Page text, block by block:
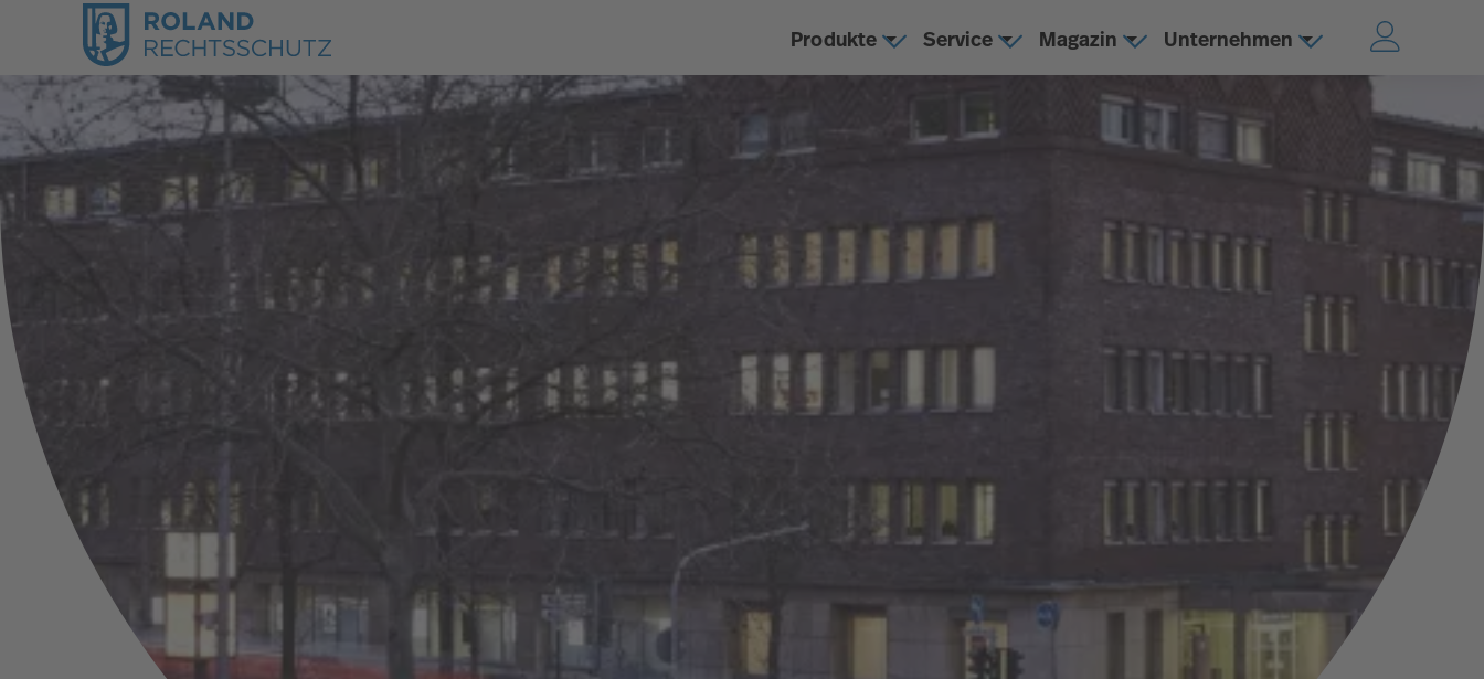
Produkte Service Magazin Unternehmen
ROLAND Rechtsschutz verzeichnet in
2025 erhebliche Zuwächse
Überaus erfolgreiches Geschäftsjahr: Beitragseinnahmen und
Jahresüberschuss in 2025 nochmals deutlich gestiegen.